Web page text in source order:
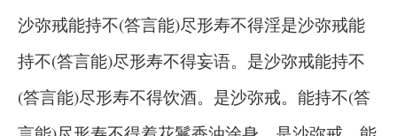
沙弥戒能持不(答言能)尽形寿不得淫是沙弥戒能
持不(答言能)尽形寿不得妄语。是沙弥戒能持不
(答言能)尽形寿不得饮酒。是沙弥戒。能持不(答